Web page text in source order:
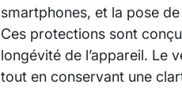
smartphones, et la pose
Ces protections sont
longévité de l’appareil. Le
tout en conservant une